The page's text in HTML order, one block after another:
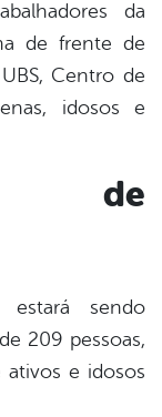
da
de frente de
Centro de
idosos e
de
estará sendo
209 pessoas,
ativos e idosos